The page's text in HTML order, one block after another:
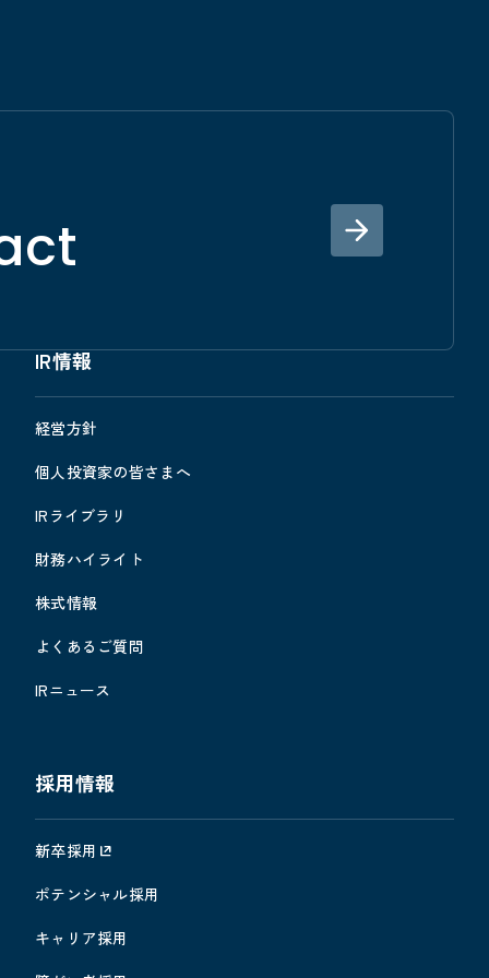
IR情報
経営方針
個人投資家の皆さまへ
IRライブラリ
財務ハイライト
株式情報
よくあるご質問
IRニュース
採用情報
新卒採用
ポテンシャル採用
キャリア採用